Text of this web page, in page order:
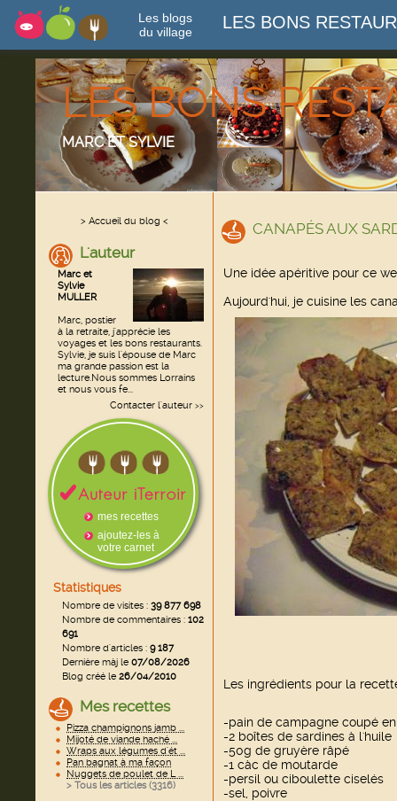
Les blogs
du village
LES BONS
LES BONS
MARC ET SYLVIE
> Accueil du blog <
L'auteur
Marc et
Sylvie
MULLER
Marc, postier
à la retraite, j'apprécie les
voyages et les bons restaurants.
Sylvie, je suis l'épouse de Marc
ma grande passion est la
lecture.Nous sommes Lorrains
et nous vous fe...
Contacter l'auteur >>
mes recettes
ajoutez-les à
votre carnet
Statistiques
Nombre de visites : 39 877 698
Nombre de commentaires : 102
691
Nombre d'articles : 9 187
Dernière màj le07/08/2026
Blog créé le26/04/2010
Mes recettes
Pizza champignons jamb ...
Mijoté de viande haché ...
Wraps aux légumes d'ét ...
Pan bagnat à ma façon
Nuggets de poulet de L ...
> Tous les articles (3316)
CANAPÉS AUX
Une idée apéritive pour ce
Aujourd'hui, je cuisine les
Les ingrédients pour la
-pain de campagne coupé
-2 boîtes de sardines à l'huile
-50g de gruyère râpé
-1 càc de moutarde
-persil ou ciboulette ciselés
-sel, poivre